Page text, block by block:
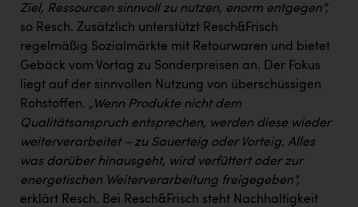
Ziel, Ressourcen sinnvoll zu nutzen, enorm entgegen“,
so Resch. Zusätzlich unterstützt Resch&Frisch
regelmäßig Sozialmärkte mit Retourwaren und bietet
Gebäck vom Vortag zu Sonderpreisen an. Der Fokus
liegt auf der sinnvollen Nutzung von überschüssigen
Rohstoffen. „Wenn Produkte nicht dem
Qualitätsanspruch entsprechen, werden diese wieder
weiterverarbeitet – zu Sauerteig oder Vorteig. Alles
was darüber hinausgeht, wird verfüttert oder zur
energetischen Weiterverarbeitung freigegeben“,
erklärt Resch. Bei Resch&Frisch steht Nachhaltigkeit